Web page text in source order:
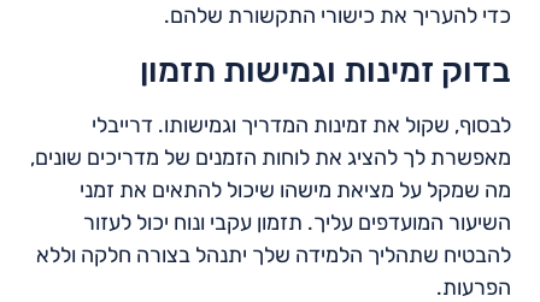
כדי להעריך את כישורי התקשורת שלהם.
בדוק זמינות וגמישות תזמון
לבסוף, שקול את זמינות המדריך וגמישותו. דרייבלי
מאפשרת לך להציג את לוחות הזמנים של מדריכים שונים,
מה שמקל על מציאת מישהו שיכול להתאים את זמני
השיעור המועדפים עליך. תזמון עקבי ונוח יכול לעזור
להבטיח שתהליך הלמידה שלך יתנהל בצורה חלקה וללא
הפרעות.